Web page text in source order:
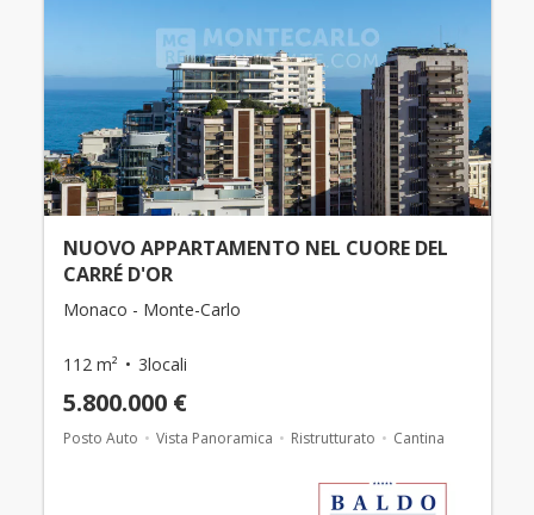
NUOVO APPARTAMENTO NEL CUORE DEL
CARRÉ D'OR
Monaco - Monte-Carlo
112 m² 3locali
5.800.000 €
Posto Auto Vista Panoramica Ristrutturato Cantina